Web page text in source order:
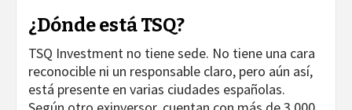
¿Dónde está TSQ?
TSQ Investment no tiene sede. No tiene una cara
reconocible ni un responsable claro, pero aún así,
está presente en varias ciudades españolas.